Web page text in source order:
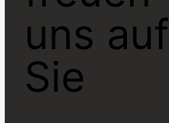
uns auf
Sie